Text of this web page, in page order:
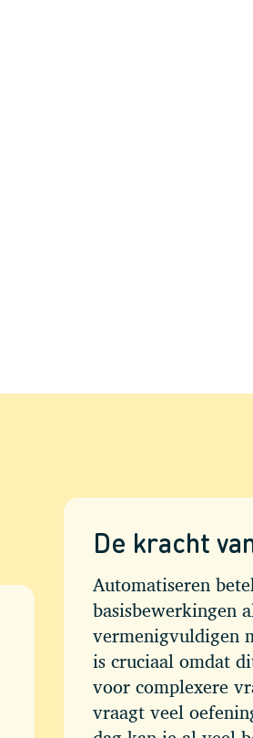
De kracht
Automatiseren
basisbewerkingen
vermenigvuldigen
is cruciaal omdat
voor complexere
vraagt veel